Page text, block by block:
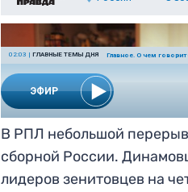
В РПЛ небольшой
сборной России.
лидеров зенитовцев на